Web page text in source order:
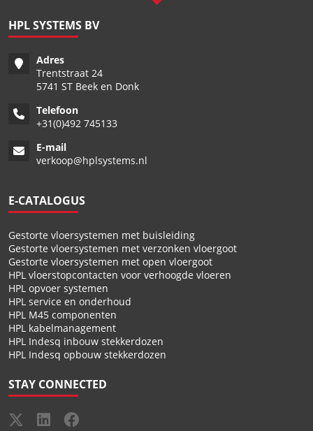
HPL SYSTEMS BV
Adres
Trentstraat 24
5741 ST Beek en Donk
Telefoon
+31(0)492 745133
E-mail
verkoop@hplsystems.nl
E-CATALOGUS
Gestorte vloersystemen met buisleiding
Gestorte vloersystemen met verzonken vloergoot
Gestorte vloersystemen met open vloergoot
HPL vloerstopcontacten voor verhoogde vloeren
HPL opvoer systemen
HPL service en onderhoud
HPL M45 componenten
HPL kabelmanagement
HPL Indesq inbouw stekkerdozen
HPL Indesq opbouw stekkerdozen
STAY CONNECTED